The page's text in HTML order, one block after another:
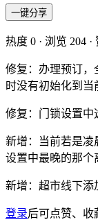
一键分享
热度 0 · 浏览 204 ·
修复：办理预订，
时没有初始化到当
修复：门锁设置中
新增：当前若是凌
设置中最晚的那个
新增：超市线下添
登录后可点赞、收